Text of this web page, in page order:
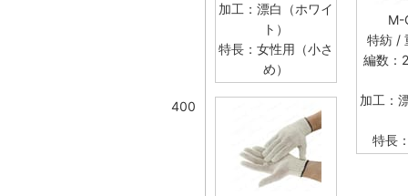
加工：漂白（ホワイ
ト）
特長：女性用（小さ
め）
M-
特紡 /
編数：
加工：
特長
400